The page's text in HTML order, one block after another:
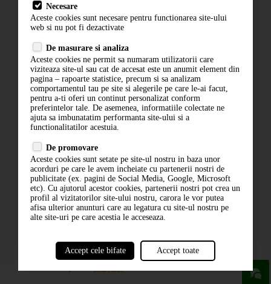
Livrare
Contact
Politica de confidentialitate
ANPC
ABONARE LA NEWSLETTER
ABONARE
Necesare
Aceste cookies sunt necesare pentru functionarea site-ului
web si nu pot fi dezactivate
De masurare si analiza
Aceste cookies ne permit sa numaram utilizatorii care
viziteaza site-ul sau cat de accesat este un anumit element din
pagina – rapoarte statistice, precum si sa analizam
comportamentul tau pe site si alegerile pe care le-ai facut,
pentru a-ti oferi un continut personalizat conform
preferintelor tale. De asemenea, informatiile colectate ne
ajuta sa imbunatatim performanta site-ului si a
functionalitatilor acestuia.
De promovare
Aceste cookies sunt setate pe site-ul nostru in baza unor
acorduri pe care le avem incheiate cu partenerii nostri de
publicitate (ex. pagini de Social Media, Google, Microsoft
etc). Cu ajutorul acestor cookies, partenerii nostri pot crea un
profil al vizitatorilor site-ului nostru, carora le vor putea
afisa ulterior anunturi care au legatura cu site-ul nostru pe
alte site-uri pe care acestia le acceseaza.
Accept cele bifate Accept toate